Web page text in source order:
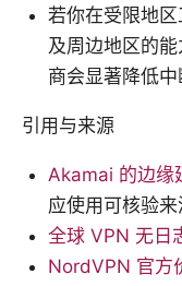
若你在受限地
及周边地区的
商会显著降低中
引用与来源
Akamai 的边缘
应使用可核验来
全球 VPN 无日
NordVPN 官方